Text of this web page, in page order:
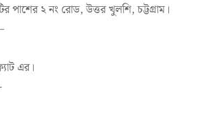
পাশের ২ নং রোড, উত্তর খুলশি, চট্টগ্রাম।
এর।